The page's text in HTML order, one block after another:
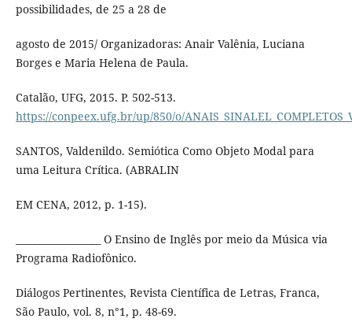
possibilidades, de 25 a 28 de
agosto de 2015/ Organizadoras: Anair Valênia, Luciana
Borges e Maria Helena de Paula.
Catalão, UFG, 2015. P. 502-513.
https://conpeex.ufg.br/up/850/o/
SANTOS, Valdenildo. Semiótica Como Objeto Modal para
uma Leitura Crítica. (ABRALIN
EM CENA, 2012, p. 1-15).
__________________ O Ensino de Inglês por meio da Música via
Programa Radiofônico.
Diálogos Pertinentes, Revista Científica de Letras, Franca,
São Paulo, vol. 8, n°1, p. 48-69.